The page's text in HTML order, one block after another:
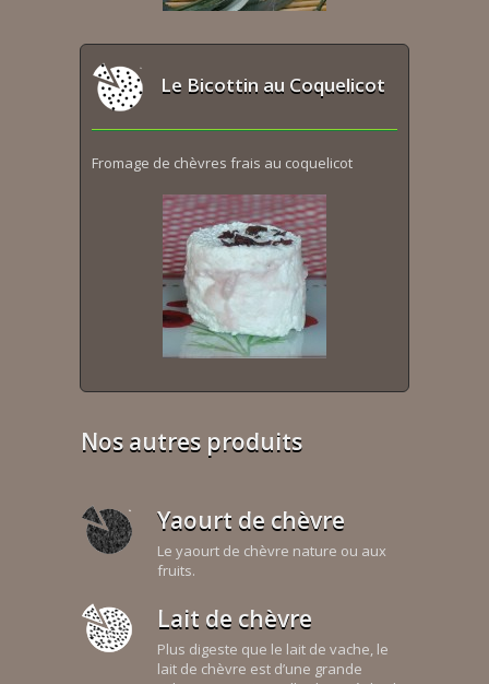
Le Bicottin au Coquelicot
Fromage de chèvres frais au coquelicot
Nos autres produits
Yaourt de chèvre
Le yaourt de chèvre nature ou aux
fruits.
Lait de chèvre
Plus digeste que le lait de vache, le
lait de chèvre est d’une grande